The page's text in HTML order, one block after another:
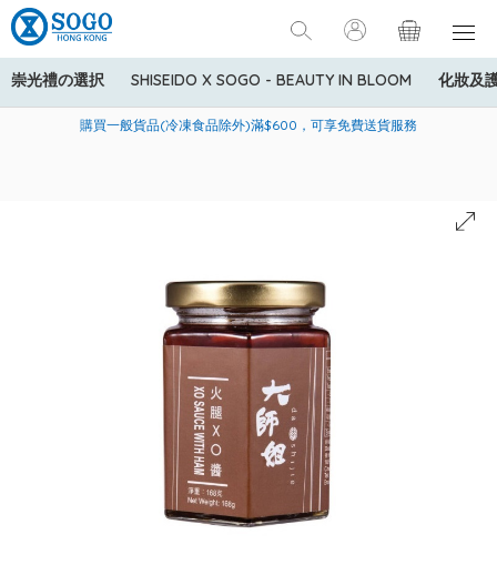
崇光禮の選択 SHISEIDO X SOGO - BEAUTY IN BLOOM 化妝及
美國運通Explorer®信用卡會員購物禮遇：高達5%簽賬回贈！
購買一般貨品(冷凍食品除外)滿$600，可享免費送貨服務
寄送中國內地服務只適用於指定商品，若訂單金額少於HK$600(折